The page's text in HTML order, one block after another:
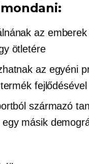
az
ötletére
az egyéni
fejlődésével
származó
másik